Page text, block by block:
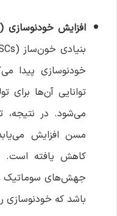
افزایش
خودنوسازی پیدا
توانایی آن‌ها برای
مسن افزایش
کاهش یافته است.
جهش‌های سوماتیک
باشد که خودنوسازی